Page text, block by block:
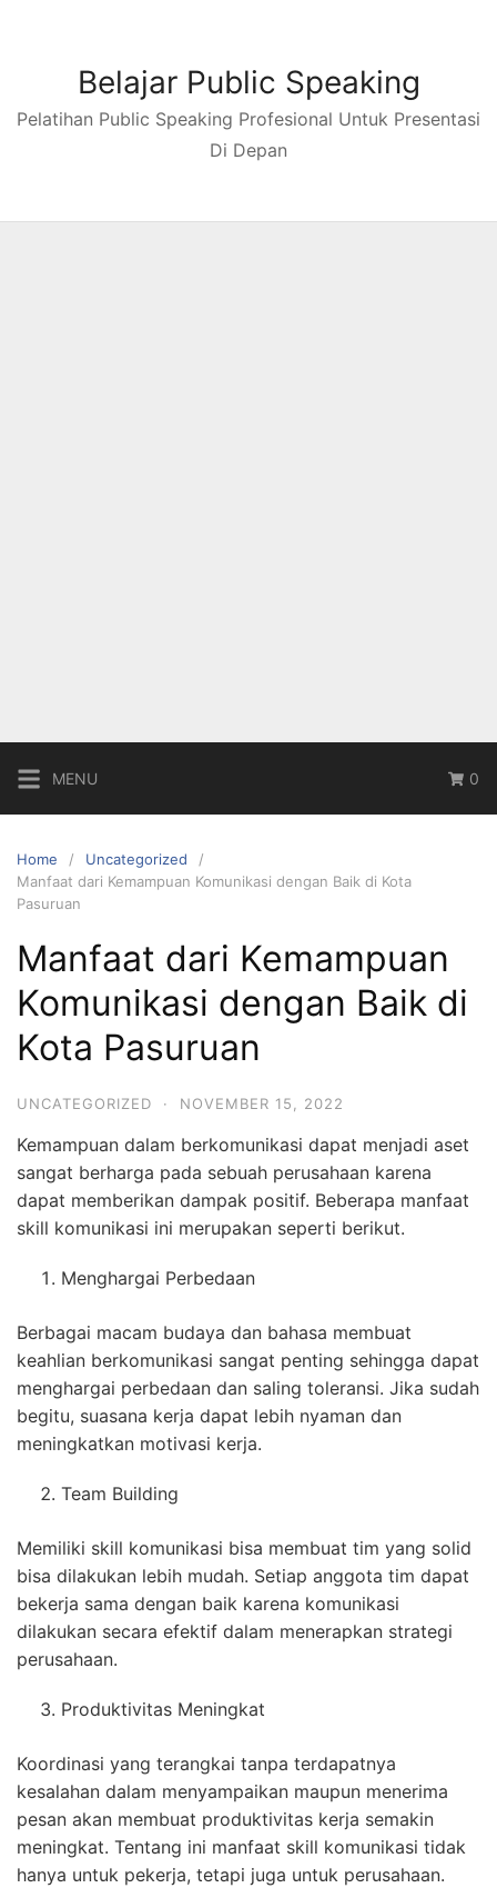
Belajar Public Speaking
Pelatihan Public Speaking Profesional Untuk Presentasi
Di Depan
MENU 0
Home
Uncategorized
Manfaat dari Kemampuan Komunikasi dengan Baik di Kota
Pasuruan
Manfaat dari Kemampuan
Komunikasi dengan Baik di
Kota Pasuruan
UNCATEGORIZED · NOVEMBER 15, 2022
Kemampuan dalam berkomunikasi dapat menjadi aset
sangat berharga pada sebuah perusahaan karena
dapat memberikan dampak positif. Beberapa manfaat
skill komunikasi ini merupakan seperti berikut.
Menghargai Perbedaan
Berbagai macam budaya dan bahasa membuat
keahlian berkomunikasi sangat penting sehingga dapat
menghargai perbedaan dan saling toleransi. Jika sudah
begitu, suasana kerja dapat lebih nyaman dan
meningkatkan motivasi kerja.
Team Building
Memiliki skill komunikasi bisa membuat tim yang solid
bisa dilakukan lebih mudah. Setiap anggota tim dapat
bekerja sama dengan baik karena komunikasi
dilakukan secara efektif dalam menerapkan strategi
perusahaan.
Produktivitas Meningkat
Koordinasi yang terangkai tanpa terdapatnya
kesalahan dalam menyampaikan maupun menerima
pesan akan membuat produktivitas kerja semakin
meningkat. Tentang ini manfaat skill komunikasi tidak
hanya untuk pekerja, tetapi juga untuk perusahaan.